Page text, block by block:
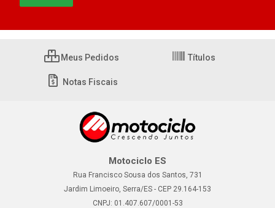
Meus Pedidos Títulos
Notas Fiscais
Motociclo ES
Rua Francisco Sousa dos Santos, 731
Jardim Limoeiro, Serra/ES - CEP 29.164-153
CNPJ: 01.407.607/0001-53